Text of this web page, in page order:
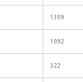
1309
1092
322